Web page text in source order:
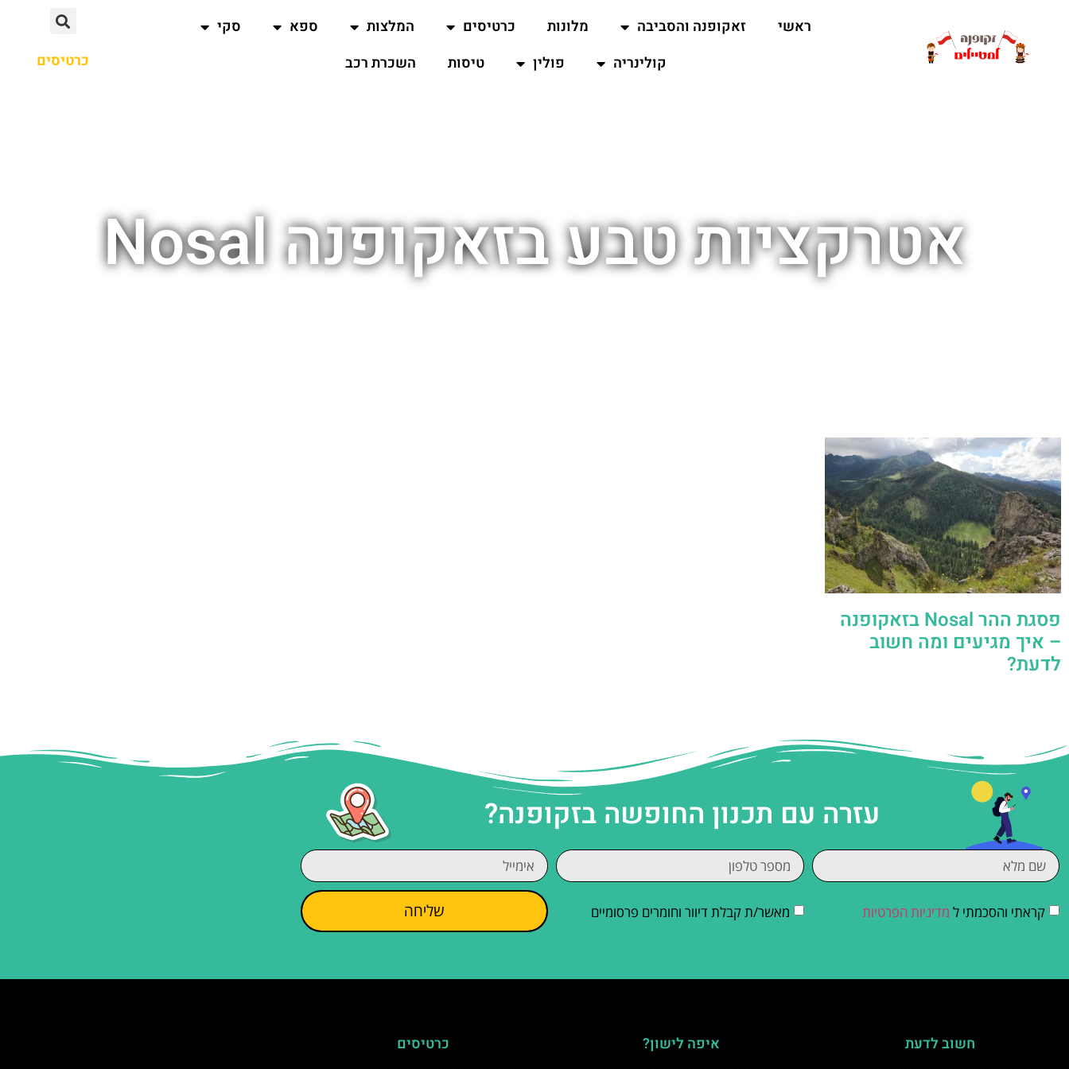
ראשי זאקופנה והסביבה מלונות כרטיסים המלצות ספא
סקי
קולינריה
פולין טיסות השכרת רכב כרטיסים
אטרקציות טבע בזאקופנה Nosal
פסגת ההר Nosal בזאקופנה
– איך מגיעים ומה חשוב
לדעת?
עזרה עם תכנון החופשה בזקופנה?
קראתי והסכמתי ל מדיניות הפרטיות מאשר/ת קבלת דיוור וחומרים פרסומיים שליחה
חשוב לדעת
איפה לישון?
כרטיסים